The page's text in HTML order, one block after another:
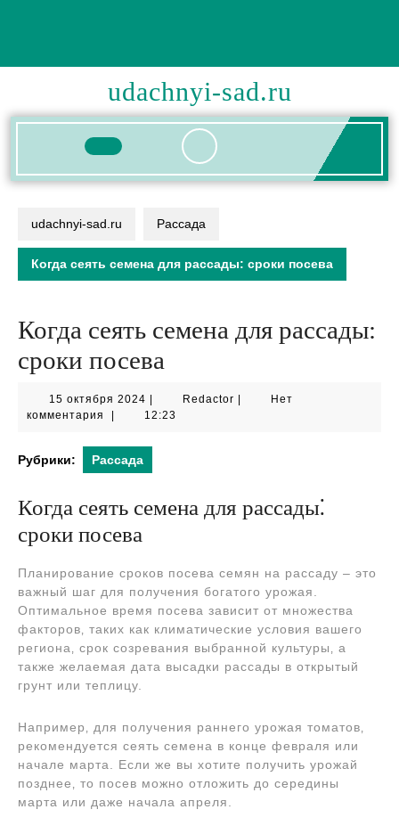
udachnyi-sad.ru
Кнопка
udachnyi-sad.ru Рассада
Когда сеять семена для рассады: сроки посева
Когда сеять семена для рассады:
сроки посева
15 октября 2024 15
октября
RedactorRedactor
Нет
комментария
12:23
Рубрики: Рассада
Когда сеять семена для рассады⁚
сроки посева
Планирование сроков посева семян на рассаду – это
важный шаг для получения богатого урожая.
Оптимальное время посева зависит от множества
факторов‚ таких как климатические условия вашего
региона‚ срок созревания выбранной культуры‚ а
также желаемая дата высадки рассады в открытый
грунт или теплицу.
Например‚ для получения раннего урожая томатов‚
рекомендуется сеять семена в конце февраля или
начале марта. Если же вы хотите получить урожай
позднее‚ то посев можно отложить до середины
марта или даже начала апреля.